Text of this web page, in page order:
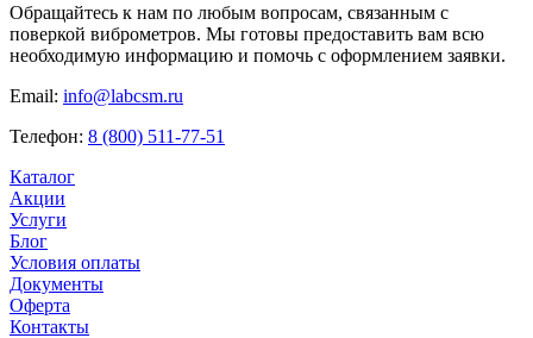
Обращайтесь к нам по любым вопросам, связанным с
поверкой виброметров. Мы готовы предоставить вам всю
необходимую информацию и помочь с оформлением заявки.
Email: info@labcsm.ru
Телефон: 8 (800) 511-77-51
Каталог
Акции
Услуги
Блог
Условия оплаты
Документы
Оферта
Контакты